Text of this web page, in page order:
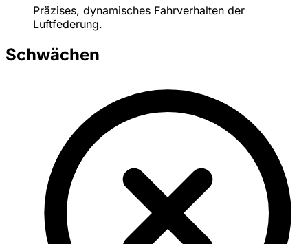
Präzises, dynamisches Fahrverhalten der
Luftfederung.
Schwächen